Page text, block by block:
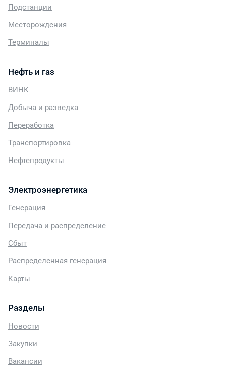
Подстанции
Месторождения
Терминалы
Нефть и газ
ВИНК
Добыча и разведка
Переработка
Транспортировка
Нефтепродукты
Электроэнергетика
Генерация
Передача и распределение
Сбыт
Распределенная генерация
Карты
Разделы
Новости
Закупки
Вакансии